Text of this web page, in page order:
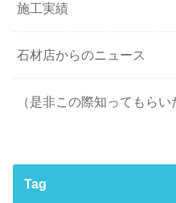
施工実績
石材店からのニュース
（是非この際知ってもら
Tag